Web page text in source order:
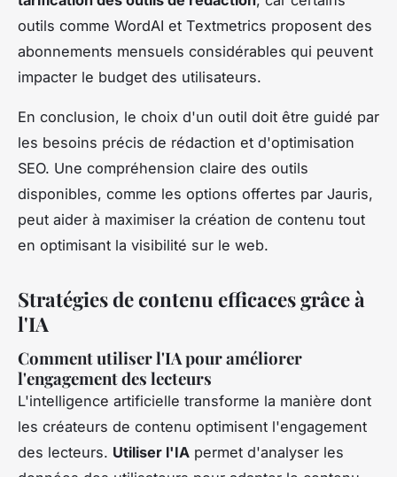
outils comme WordAI et Textmetrics proposent des
abonnements mensuels considérables qui peuvent
impacter le budget des utilisateurs.
En conclusion, le choix d'un outil doit être guidé par
les besoins précis de rédaction et d'optimisation
SEO. Une compréhension claire des outils
disponibles, comme les options offertes par Jauris,
peut aider à maximiser la création de contenu tout
en optimisant la visibilité sur le web.
Stratégies de contenu efficaces grâce à
l'IA
Comment utiliser l'IA pour améliorer
l'engagement des lecteurs
L'intelligence artificielle transforme la manière dont
les créateurs de contenu optimisent l'engagement
des lecteurs. Utiliser l'IA permet d'analyser les